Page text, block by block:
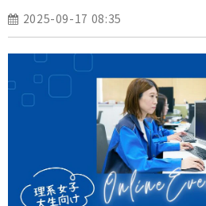
2025-09-17 08:35